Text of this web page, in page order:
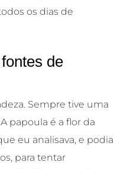
os dias de
de
Sempre tive uma
papoula é a flor da
eu analisava, e podia
para tentar